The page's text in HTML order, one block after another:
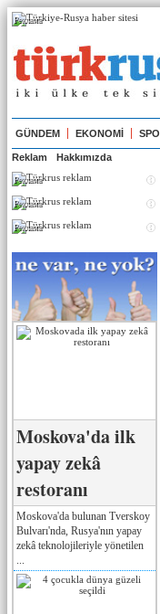
Реклама
GÜNDEM EKONOMİ
Reklam Hakkımızda
Реклама
Реклама
Реклама
Moskova'da ilk
yapay zekâ
restoranı
Moskova'da bulunan Tverskoy
Bulvarı'nda, Rusya'nın yapay
zekâ teknolojileriyle yönetilen